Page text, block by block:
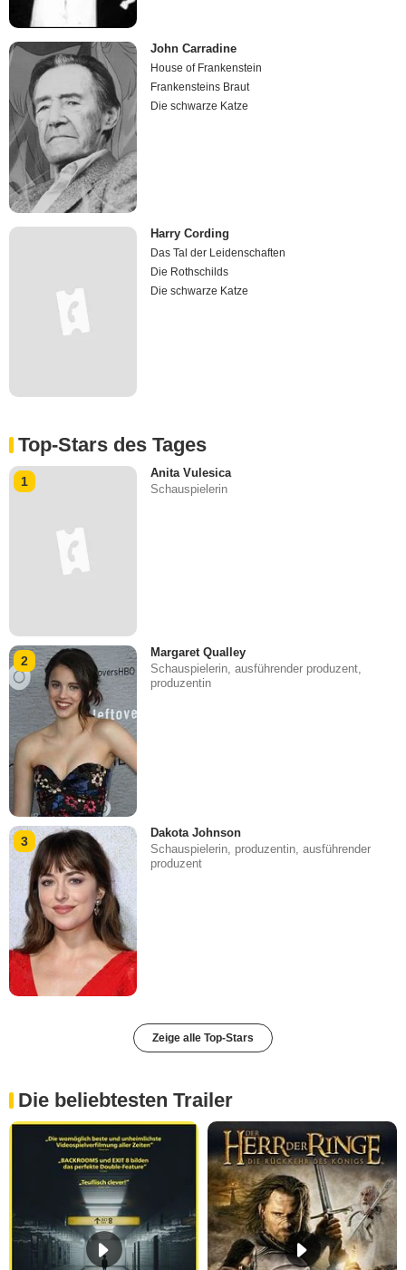
John Carradine
House of Frankenstein
Frankensteins Braut
Die schwarze Katze
Harry Cording
Das Tal der Leidenschaften
Die Rothschilds
Die schwarze Katze
Top-Stars des Tages
1
Anita Vulesica
Schauspielerin
2
Margaret Qualley
Schauspielerin, ausführender produzent,
produzentin
3
Dakota Johnson
Schauspielerin, produzentin, ausführender
produzent
Zeige alle Top-Stars
Die beliebtesten Trailer